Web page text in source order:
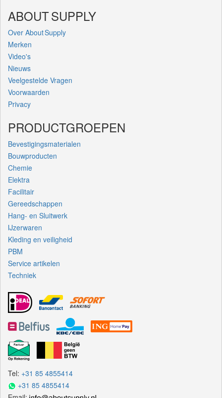
ABOUT SUPPLY
Over About Supply
Merken
Video's
Nieuws
Veelgestelde Vragen
Voorwaarden
Privacy
PRODUCTGROEPEN
Bevestigingsmaterialen
Bouwproducten
Chemie
Elektra
Facilitair
Gereedschappen
Hang- en Sluitwerk
IJzerwaren
Kleding en veiligheid
PBM
Service artikelen
Techniek
Tel: +31 85 4855414
+31 85 4855414